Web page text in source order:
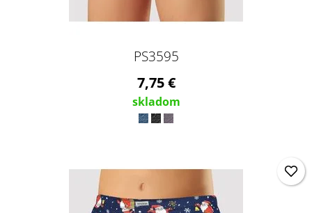
PS3595
7,75 €
skladom